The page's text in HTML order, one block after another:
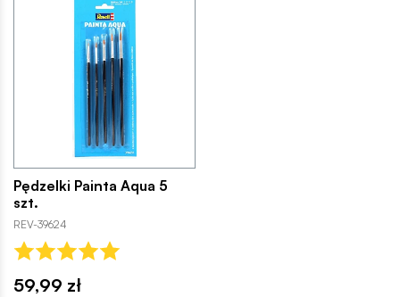
Pędzelki Painta Aqua 5
szt.
REV-39624
59,99 zł